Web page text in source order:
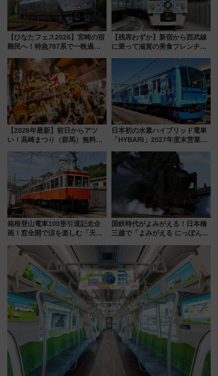
【ひなたフェス2026】宮崎の宿
難民へ！特急787系で一晩過ご
ローおひさま」が救世主に？
【残席わずか】新宿から西武線
に乗って滋賀の美食フレンチを
「52席の至福」で味わう近江牛
や伝統文化の特別コラボ
【2026年最新】前日からアツ
い！高崎まつり（群馬）無料観
日本初の水素ハイブリッド電車
「HYBARI」2027年度末営業運
で水素利活用が加速
箱根登山電車100形引退記念企
画！窓全開で涼を楽しむ「天然
発売
国鉄時代がよみがえる！日本橋
三越で「よみがえる にっぽんの
敬の名作写真も、駅弁フェスも
同時開催！